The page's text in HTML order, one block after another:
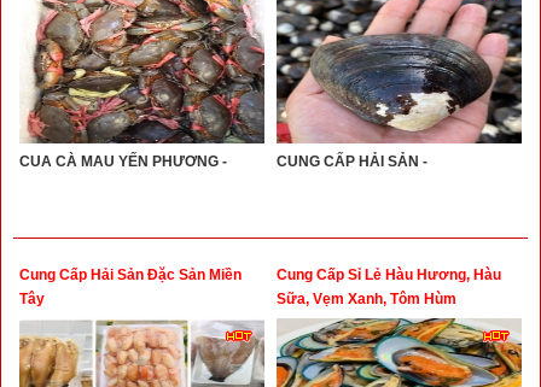
CUA CÀ MAU YẾN PHƯƠNG - CUNG CẤP HẢI SẢN -
Cung Cấp Hải Sản Đặc Sản Miền
Tây
Cung Cấp Sỉ Lẻ Hàu Hương, Hàu
Sữa, Vẹm Xanh, Tôm Hùm